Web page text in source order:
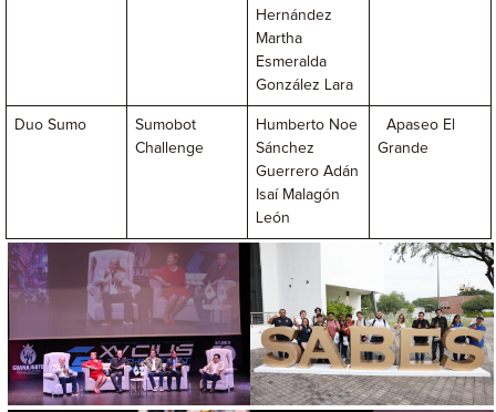
Hernández
Martha
Esmeralda
González Lara
Duo Sumo
Sumobot
Challenge
Humberto Noe
Sánchez
Guerrero Adán
Isaí Malagón
León
Apaseo El
Grande